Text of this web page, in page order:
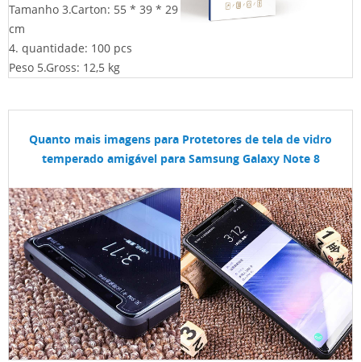
Tamanho 3.Carton: 55 * 39 * 29
cm
4. quantidade: 100 pcs
Peso 5.Gross: 12,5 kg
Quanto mais imagens para Protetores de tela de vidro
temperado amigável para Samsung Galaxy Note 8